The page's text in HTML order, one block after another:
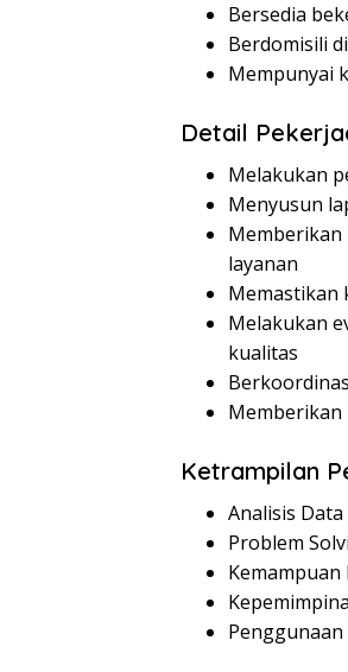
Bersedia
Berdomisili
Mempunyai
Detail
Melakukan
Menyusun
layanan
Memastikan
Melakukan
kualitas
Memberikan
Ketrampilan
Analisis Data
Problem